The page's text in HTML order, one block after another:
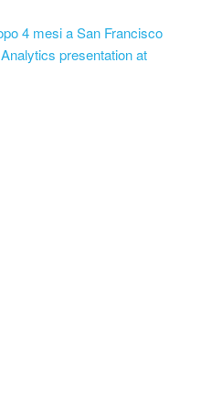
4 mesi a San Francisco
presentation at